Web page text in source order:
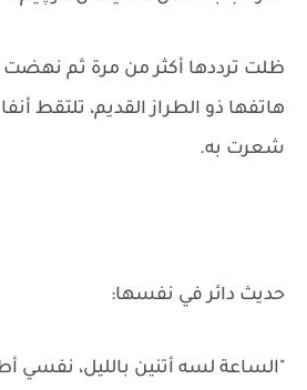
ظلت ترددها أكثر من مرة ثم
هاتفها ذو الطراز القديم، تلتقط
شعرت به.
حديث دائر في نفسها:
"الساعة لسه أتنين بالليل، نفسي